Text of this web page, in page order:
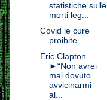
statistiche sulle
morti leg...
Covid le cure
proibite
Eric Clapton
►“Non avrei
mai dovuto
avvicinarmi
al...